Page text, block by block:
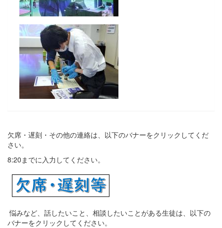
欠席・遅刻・その他の連絡は、以下のバナーをクリックしてくだ
さい。
8:20までに入力してください。
悩みなど、話したいこと、相談したいことがある生徒は、以下の
バナーをクリックしてください。